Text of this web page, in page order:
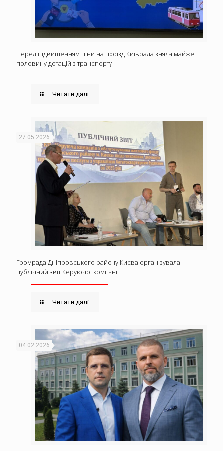
Перед підвищенням ціни на проїзд Київрада зняла майже
половину дотацій з транспорту
Читати далі
27.05.2026
Громрада Дніпровського району Києва організувала
публічний звіт Керуючої компанії
Читати далі
04.02.2026